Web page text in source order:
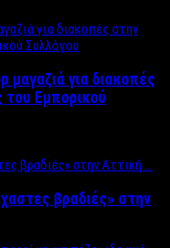
μαγαζιά για διακοπές
του Εμπορικού
βραδιές» στην